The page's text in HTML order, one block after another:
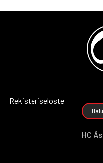
Rekisteriseloste
HC